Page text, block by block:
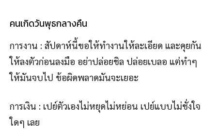
คนเกิดวันพุธกลางคืน
การงาน : สัปดาห์นี้ขอให้ทำงานให้ละเอียด และคุยกัน
ให้ลงตัวก่อนลงมือ อย่าปล่อยชิล ปล่อยเบลอ แต่ทำๆ
ให้มันจบไป ข้อผิดพลาดมันจะเยอะ
การเงิน : เปย์ตัวเองไม่หยุดไม่หย่อน เปย์แบบไม่ชั่งใจ
ใดๆ เลย